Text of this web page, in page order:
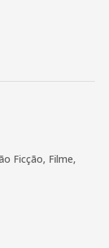
Ficção, Filme,